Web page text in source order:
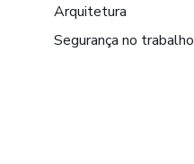
Arquitetura
Segurança no trabalho